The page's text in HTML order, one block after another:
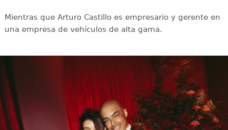
Mientras que Arturo Castillo es empresario y gerente en
una empresa de vehículos de alta gama.